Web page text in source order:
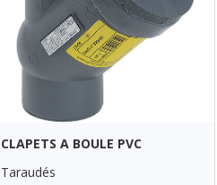
CLAPETS A BOULE PVC
Taraudés